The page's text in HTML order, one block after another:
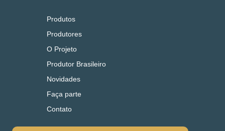
Produtos
Produtores
O Projeto
Produtor Brasileiro
Novidades
Faça parte
Contato